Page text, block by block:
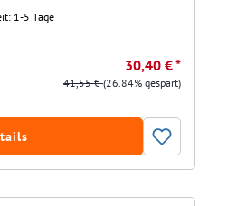
1-5 Tage
30,40 € *
41,55 €(26.84% gespart)